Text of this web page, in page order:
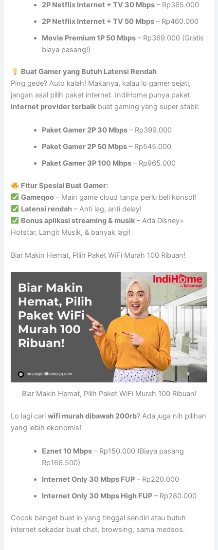
2P Netflix Internet + TV 30 Mbps – Rp365.000
2P Netflix Internet + TV 50 Mbps – Rp460.000
Movie Premium 1P 50 Mbps – Rp369.000 (Gratis
biaya pasang!)
Buat Gamer yang Butuh Latensi Rendah
Ping gede? Auto kalah! Makanya, kalau lo gamer sejati,
jangan asal pilih paket internet. IndiHome punya paket
internet provider terbaik buat gaming yang super stabil:
Paket Gamer 2P 30 Mbps – Rp399.000
Paket Gamer 2P 50 Mbps – Rp545.000
Paket Gamer 3P 100 Mbps – Rp965.000
Fitur Spesial Buat Gamer:
Gameqoo – Main game cloud tanpa perlu beli konsol!
Latensi rendah – Anti lag, anti delay!
Bonus aplikasi streaming & musik – Ada Disney+
Hotstar, Langit Musik, & banyak lagi!
Biar Makin Hemat, Pilih Paket WiFi Murah 100 Ribuan!
Biar Makin Hemat, Pilih Paket WiFi Murah 100 Ribuan!
Lo lagi cariwifi murah dibawah 200rb? Ada juga nih pilihan
yang lebih ekonomis!
Eznet 10 Mbps – Rp150.000 (Biaya pasang
Rp166.500)
Internet Only 30 Mbps FUP – Rp220.000
Internet Only 30 Mbps High FUP – Rp280.000
Cocok banget buat lo yang tinggal sendiri atau butuh
internet sekadar buat chat, browsing, sama medsos.